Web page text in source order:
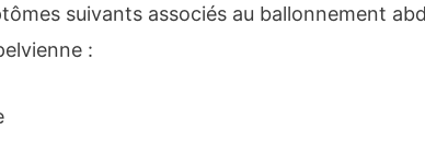
suivants associés au ballonnement
: